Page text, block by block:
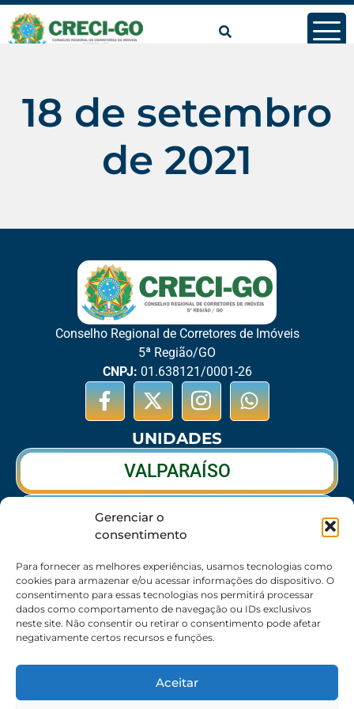
Gerenciar o
consentimento
Para fornecer as melhores experiências, usamos tecnologias como
cookies para armazenar e/ou acessar informações do dispositivo. O
consentimento para essas tecnologias nos permitirá processar
dados como comportamento de navegação ou IDs exclusivos
neste site. Não consentir ou retirar o consentimento pode afetar
negativamente certos recursos e funções.
Aceitar
conteúdo
18 de setembro
de 2021
Conselho Regional de Corretores de Imóveis
5ª Região/GO
CNPJ: 01.638121/0001-26
UNIDADES
VALPARAÍSO
RIO VERDE
CALDAS NOVAS
SEDE
62 3095-6530 / 62 3236-7350 / 62 99643-1994
8:30h às 17:30h